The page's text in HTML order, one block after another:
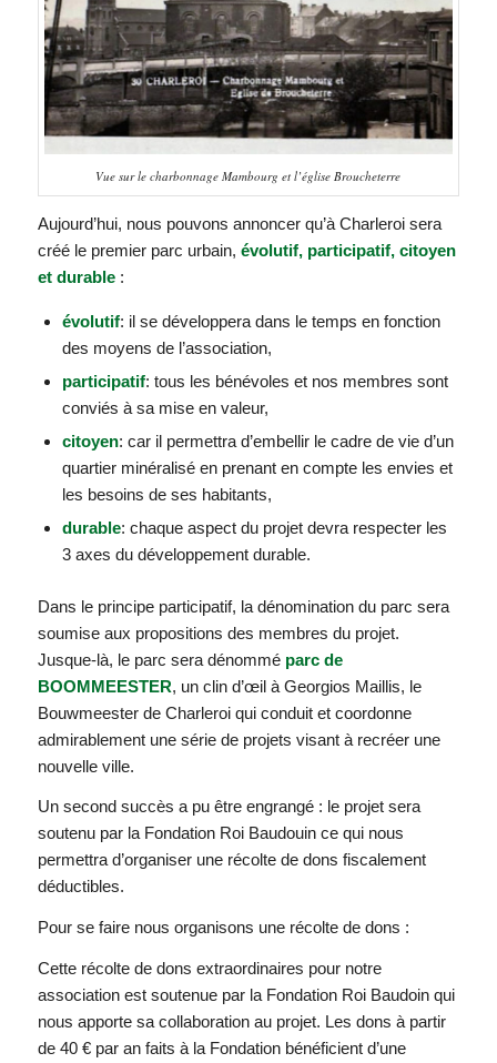
Vue sur le charbonnage Mambourg et l’église Broucheterre
Aujourd’hui, nous pouvons annoncer qu’à Charleroi sera
créé le premier parc urbain, évolutif, participatif, citoyen
et durable :
évolutif: il se développera dans le temps en fonction
des moyens de l’association,
participatif: tous les bénévoles et nos membres sont
conviés à sa mise en valeur,
citoyen: car il permettra d’embellir le cadre de vie d’un
quartier minéralisé en prenant en compte les envies et
les besoins de ses habitants,
durable: chaque aspect du projet devra respecter les
3 axes du développement durable.
Dans le principe participatif, la dénomination du parc sera
soumise aux propositions des membres du projet.
Jusque-là, le parc sera dénommé parc de
BOOMMEESTER, un clin d’œil à Georgios Maillis, le
Bouwmeester de Charleroi qui conduit et coordonne
admirablement une série de projets visant à recréer une
nouvelle ville.
Un second succès a pu être engrangé : le projet sera
soutenu par la Fondation Roi Baudouin ce qui nous
permettra d’organiser une récolte de dons fiscalement
déductibles.
Pour se faire nous organisons une récolte de dons :
Cette récolte de dons extraordinaires pour notre
association est soutenue par la Fondation Roi Baudoin qui
nous apporte sa collaboration au projet. Les dons à partir
de 40 € par an faits à la Fondation bénéficient d’une